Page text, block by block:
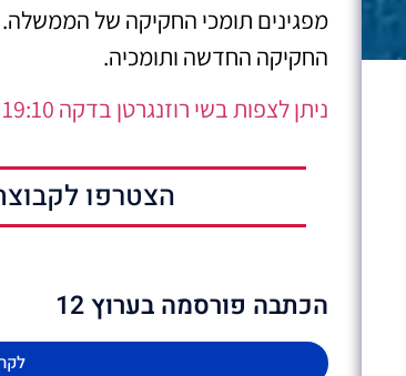
מפגינים תומכי החקיקה של
החקיקה החדשה ותומכיה.
ניתן לצפות בשי רוזנגרטן בדקה 19:10 תאריך 17.01.23
הצטרפו
הכתבה פורסמה בערוץ 12